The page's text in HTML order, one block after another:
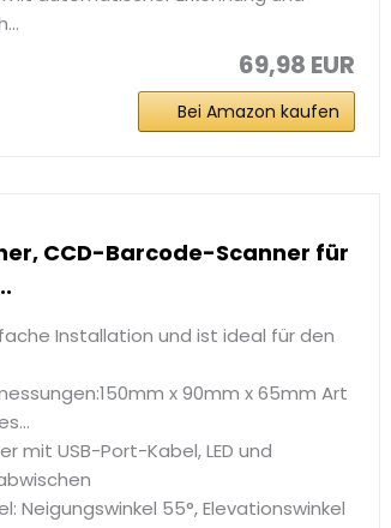
69,98 EUR
Bei Amazon kaufen
CCD-Barcode-Scanner für
Installation und ist ideal für den
x 90mm x 65mm Art
mit USB-Port-Kabel, LED und
Neigungswinkel 55°, Elevationswinkel